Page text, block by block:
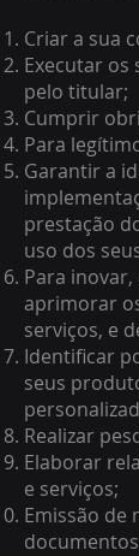
Criar a sua
Executar os
pelo titular;
Cumprir
Para
Garantir a
prestação
uso dos
Para
aprimorar
serviços, e
Identificar
seus
Realizar
Elaborar
e serviços;
Emissão de